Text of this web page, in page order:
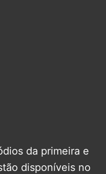
da primeira e
disponíveis no